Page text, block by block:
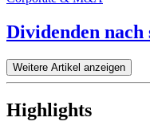
Dividenden nach
Weitere Artikel anzeigen
Highlights